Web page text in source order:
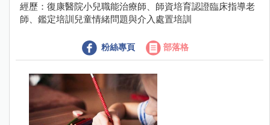
經歷：復康醫院小兒職能治療師、師資培育認證臨床指導老
師、鑑定培訓兒童情緒問題與介入處置培訓
粉絲專頁 部落格